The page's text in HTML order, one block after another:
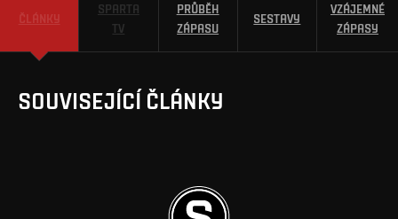
ČLÁNKY
SPARTA
TV
PRŮBĚH
ZÁPASU
SESTAVY
VZÁJEMNÉ
ZÁPASY
SOUVISEJÍCÍ ČLÁNKY